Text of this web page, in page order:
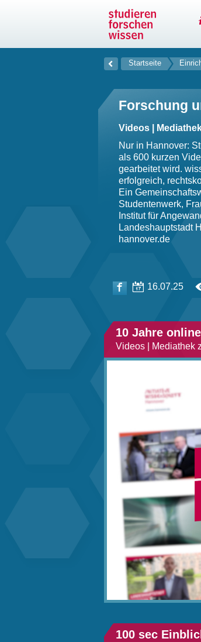
Startseite
Forschung
Videos |
Nur in Hannover:
als 600 kurzen
gearbeitet wird.
erfolgreich,
Ein
Studentenwerk,
Institut für
Landeshauptstadt
hannover.de
16.07.25
10 Jahre
Videos | Mediathek
100 sec